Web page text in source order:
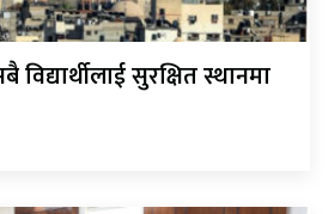
सुरक्षित स्थानमा